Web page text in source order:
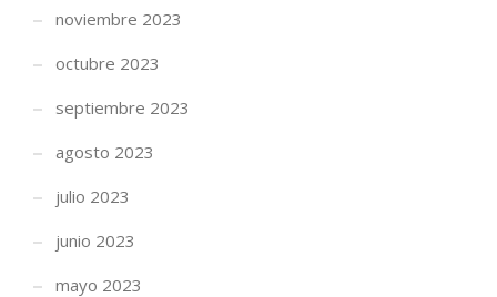
noviembre 2023
octubre 2023
septiembre 2023
agosto 2023
julio 2023
junio 2023
mayo 2023